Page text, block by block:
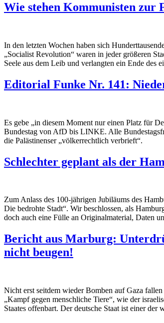
Wie stehen Kommunisten zur
In den letzten Wochen haben sich
„Socialist Revolution“ waren in jeder größeren
Seele aus dem Leib und verlangten ein Ende des
Editorial Funke Nr. 141:
Es gebe „in diesem Moment nur einen Platz für
Bundestag von AfD bis LINKE. Alle
die Palästinenser „völkerrechtlich verbrieft“.
Schlechter geplant als der
Zum Anlass des 100-jährigen Jubiläums des
Die bedrohte Stadt“. Wir beschlossen, als
doch auch eine Fülle an Originalmaterial, Daten
Bericht aus Marburg:
nicht beugen!
Nicht erst seitdem wieder Bomben auf Gaza
„Kampf gegen menschliche Tiere“, wie der
Staates offenbart. Der deutsche Staat ist einer